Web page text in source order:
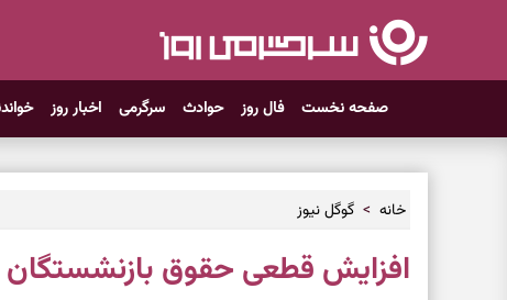
صفحه نخست فال روز حوادث سرگرمی اخبار روز
خانه گوگل نیوز
افزایش قطعی حقوق بازنشستگان